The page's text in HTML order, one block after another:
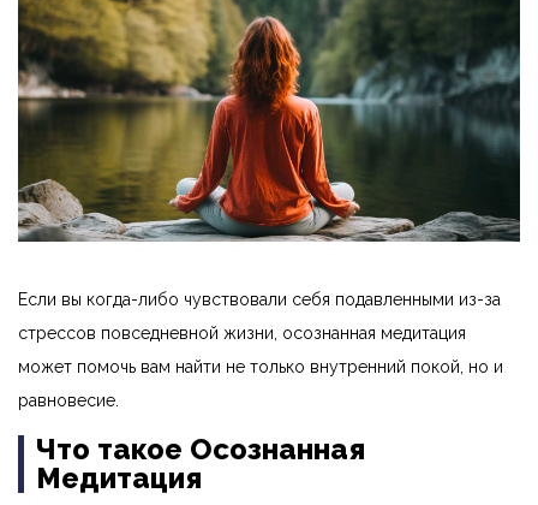
Если вы когда-либо чувствовали себя подавленными из-за
стрессов повседневной жизни, осознанная медитация
может помочь вам найти не только внутренний покой, но и
равновесие.
Что такое Осознанная
Медитация